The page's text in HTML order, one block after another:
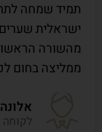
תמיד שמחה
ישראלית
מהשורה
ממליצה בחום